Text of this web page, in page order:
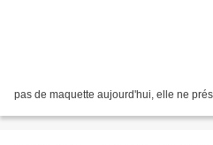
pas de maquette aujourd'hui, elle ne